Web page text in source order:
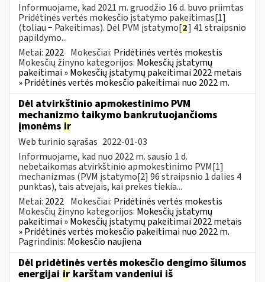
Informuojame, kad 2021 m. gruodžio 16 d. buvo priimtas
Pridėtinės vertės mokesčio įstatymo pakeitimas[1]
(toliau − Pakeitimas). Dėl PVM įstatymo[2] 41 straipsnio
papildymo...
Metai: 2022 Mokesčiai: Pridėtinės vertės mokestis
Mokesčių žinyno kategorijos: Mokesčių įstatymų
pakeitimai » Mokesčių įstatymų pakeitimai 2022 metais
» Pridėtinės vertės mokesčio pakeitimai nuo 2022 m.
Dėl atvirkštinio apmokestinimo PVM
mechanizmo taikymo bankrutuojančioms
įmonėms ir
Web turinio sąrašas 2022-01-03
Informuojame, kad nuo 2022 m. sausio 1 d.
nebetaikomas atvirkštinio apmokestinimo PVM[1]
mechanizmas (PVM įstatymo[2] 96 straipsnio 1 dalies 4
punktas), tais atvejais, kai prekes tiekia...
Metai: 2022 Mokesčiai: Pridėtinės vertės mokestis
Mokesčių žinyno kategorijos: Mokesčių įstatymų
pakeitimai » Mokesčių įstatymų pakeitimai 2022 metais
» Pridėtinės vertės mokesčio pakeitimai nuo 2022 m.
Pagrindinis: Mokesčio naujiena
Dėl pridėtinės vertės mokesčio dengimo šilumos
energijai ir karštam vandeniui iš